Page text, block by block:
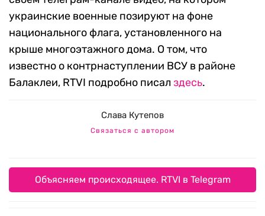
украинские военные позируют на фоне
национального флага, установленного на
крыше многоэтажного дома. О том, что
известно о контрнаступлении ВСУ в районе
Балаклеи, RTVI подробно писал здесь.
Слава Кутепов
Связаться с автором
Объясняем происходящее. RTVI в Telegram